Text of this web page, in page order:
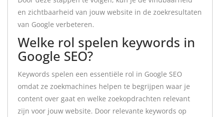
en zichtbaarheid van jouw website in de zoekresultaten
van Google verbeteren.
Welke rol spelen keywords in
Google SEO?
Keywords spelen een essentiële rol in Google SEO
omdat ze zoekmachines helpen te begrijpen waar je
content over gaat en welke zoekopdrachten relevant
zijn voor jouw website. Door relevante keywords op